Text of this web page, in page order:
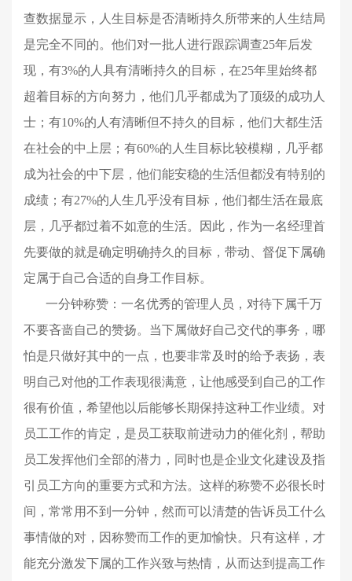
查数据显示，人生目标是否清晰持久所带来的人生结局
是完全不同的。他们对一批人进行跟踪调查25年后发
现，有3%的人具有清晰持久的目标，在25年里始终都
超着目标的方向努力，他们几乎都成为了顶级的成功人
士；有10%的人有清晰但不持久的目标，他们大都生活
在社会的中上层；有60%的人生目标比较模糊，几乎都
成为社会的中下层，他们能安稳的生活但都没有特别的
成绩；有27%的人生几乎没有目标，他们都生活在最底
层，几乎都过着不如意的生活。因此，作为一名经理首
先要做的就是确定明确持久的目标，带动、督促下属确
定属于自己合适的自身工作目标。
一分钟称赞：一名优秀的管理人员，对待下属千万
不要吝啬自己的赞扬。当下属做好自己交代的事务，哪
怕是只做好其中的一点，也要非常及时的给予表扬，表
明自己对他的工作表现很满意，让他感受到自己的工作
很有价值，希望他以后能够长期保持这种工作业绩。对
员工工作的肯定，是员工获取前进动力的催化剂，帮助
员工发挥他们全部的潜力，同时也是企业文化建设及指
引员工方向的重要方式和方法。这样的称赞不必很长时
间，常常用不到一分钟，然而可以清楚的告诉员工什么
事情做的对，因称赞而工作的更加愉快。只有这样，才
能充分激发下属的工作兴致与热情，从而达到提高工作